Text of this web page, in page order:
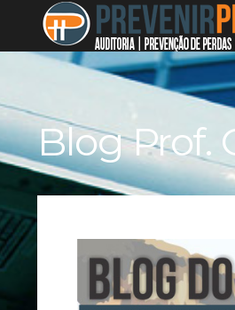
Blog Prof.